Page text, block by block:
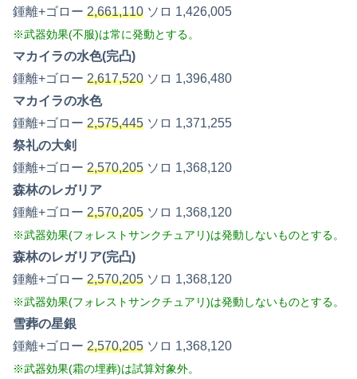
鍾離+ゴロー 2,661,110 ソロ 1,426,005
※武器効果(不服)は常に発動とする。
マカイラの水色(完凸)
鍾離+ゴロー 2,617,520 ソロ 1,396,480
マカイラの水色
鍾離+ゴロー 2,575,445 ソロ 1,371,255
祭礼の大剣
鍾離+ゴロー 2,570,205 ソロ 1,368,120
森林のレガリア
鍾離+ゴロー 2,570,205 ソロ 1,368,120
※武器効果(フォレストサンクチュアリ)は発動しないものとする。
森林のレガリア(完凸)
鍾離+ゴロー 2,570,205 ソロ 1,368,120
※武器効果(フォレストサンクチュアリ)は発動しないものとする。
雪葬の星銀
鍾離+ゴロー 2,570,205 ソロ 1,368,120
※武器効果(霜の埋葬)は試算対象外。